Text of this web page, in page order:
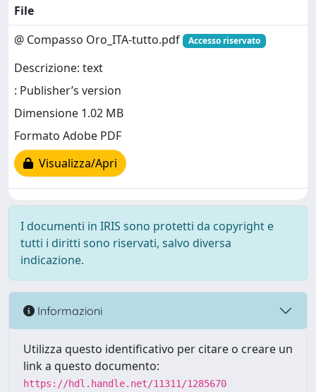
File
@ Compasso Oro_ITA-tutto.pdf
Accesso riservato
Descrizione: text
: Publisher’s version
Dimensione 1.02 MB
Formato Adobe PDF
Visualizza/Apri
I documenti in IRIS sono protetti da copyright e
tutti i diritti sono riservati, salvo diversa
indicazione.
Informazioni
Utilizza questo identificativo per citare o creare un
link a questo documento:
https://hdl.handle.net/11311/1285670